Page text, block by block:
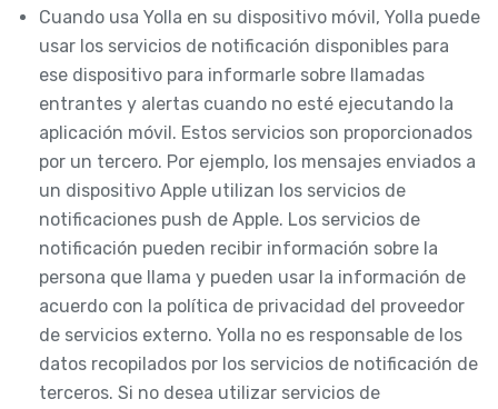
Cuando usa Yolla en su dispositivo móvil, Yolla puede
usar los servicios de notificación disponibles para
ese dispositivo para informarle sobre llamadas
entrantes y alertas cuando no esté ejecutando la
aplicación móvil. Estos servicios son proporcionados
por un tercero. Por ejemplo, los mensajes enviados a
un dispositivo Apple utilizan los servicios de
notificaciones push de Apple. Los servicios de
notificación pueden recibir información sobre la
persona que llama y pueden usar la información de
acuerdo con la política de privacidad del proveedor
de servicios externo. Yolla no es responsable de los
datos recopilados por los servicios de notificación de
terceros. Si no desea utilizar servicios de